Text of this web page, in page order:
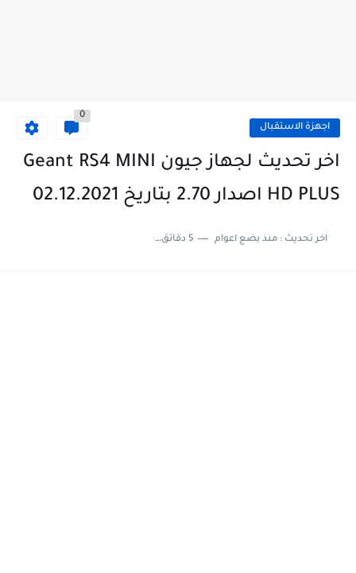
اجهزة الاستقبال
0
اخر تحديث لجهاز جيون Geant RS4 MINI
HD PLUS اصدار 2.70 بتاريخ 02.12.2021
اخر تحديث :منذ بضع اعوام 5 دقائق للقراءة